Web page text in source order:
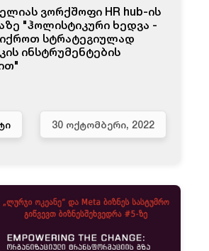
ვორქშოფი HR hub-ის
"ჰოლისტიკური ხედვა -
სტრატეგიულად
ინსტრუმენტების
30 ᲝᲥᲢᲝᲛᲑᲔᲠᲘ, 2022